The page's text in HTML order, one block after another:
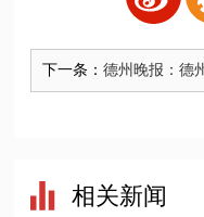
下一条：德州晚报：德
相关新闻